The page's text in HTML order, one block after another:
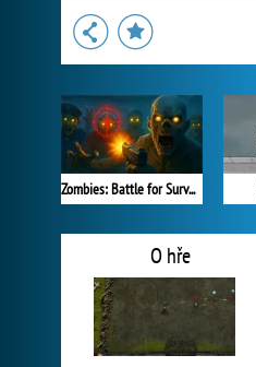
Zombies: Battle for Survival
O hře